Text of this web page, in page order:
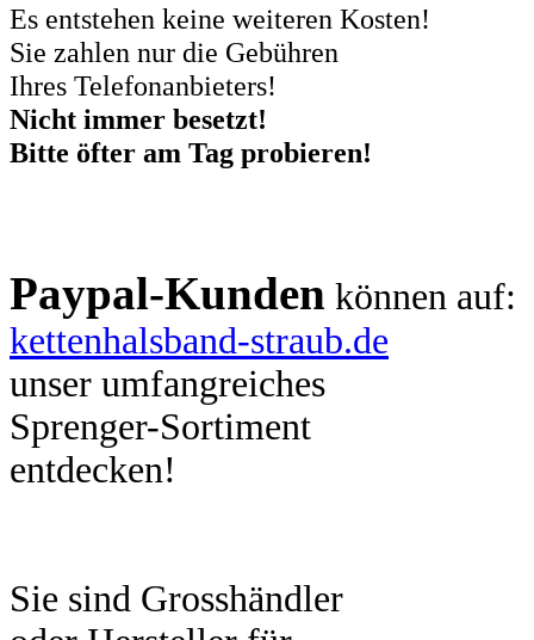
Es entstehen keine weiteren Kosten!
Sie zahlen nur die Gebühren
Ihres Telefonanbieters!
Nicht immer besetzt!
Bitte öfter am Tag probieren!
Paypal-Kunden können auf:
kettenhalsband-straub.de
unser umfangreiches
Sprenger-Sortiment
entdecken!
Sie sind Grosshändler